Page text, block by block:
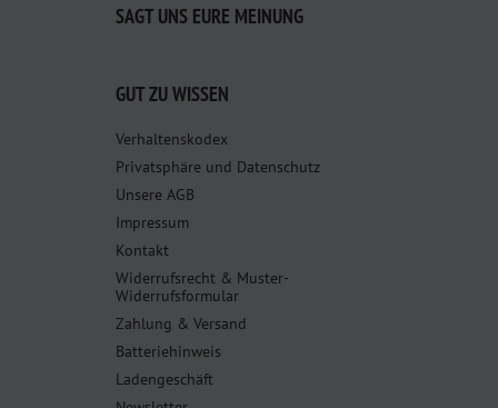
SAGT UNS EURE MEINUNG
GUT ZU WISSEN
Verhaltenskodex
Privatsphäre und Datenschutz
Unsere AGB
Impressum
Kontakt
Widerrufsrecht & Muster-
Widerrufsformular
Zahlung & Versand
Batteriehinweis
Ladengeschäft